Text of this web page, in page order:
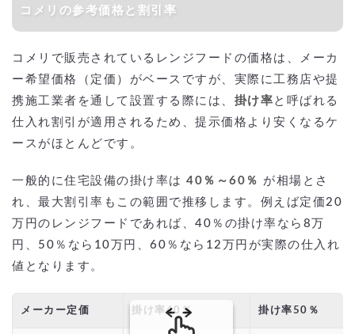
コメリの参考価格と割引率
コメリで販売されているレンジフードの価格は、メーカ
ー希望価格（定価）がベースですが、実際に工務店や提
携施工業者を通して設置する際には、 掛け率 と呼ばれる
仕入れ割引が適用されるため、提示価格より安くなるケ
ースがほとんどです。
一般的に住宅設備の掛け率は 40％～60％ が相場とさ
れ、最大割引率もこの範囲で推移します。例えば定価20
万円のレンジフードであれば、40％の掛け率なら8万
円、50％なら10万円、60％なら12万円が実際の仕入れ
値となります。
メーカー定価 掛け率40％ 掛け率50％